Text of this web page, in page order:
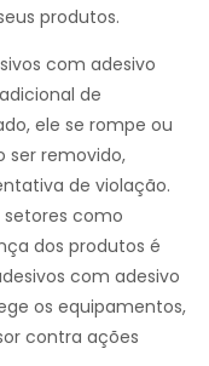
produtos.
com adesivo
de
ele se rompe ou
ser removido,
de violação.
como
dos produtos é
com adesivo
os equipamentos,
contra ações